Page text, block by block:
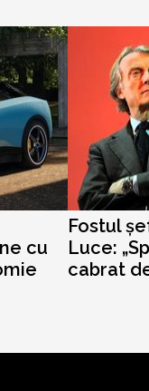
cu
Fostul
Luce:
cabrat